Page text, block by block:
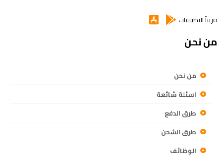
قريباً التطبيقات
من نحن
من نحن
اسئلة شائعة
طرق الدفع
طرق الشحن
الوظائف